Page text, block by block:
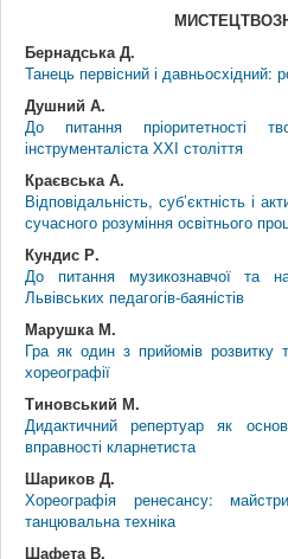
Бернадська Д.
Танець первісний і давньосхідний:
Душний А.
До питання пріоритетності
інструменталіста ХХІ століття
Краєвська А.
Відповідальність, суб’єктність і
сучасного розуміння освітнього
Кундис Р.
До питання музикознавчої та
Львівських педагогів-баяністів
Марушка М.
Гра як один з прийомів розвитку
хореографії
Тиновський М.
Дидактичний репертуар як
вправності кларнетиста
Шариков Д.
Хореографія ренесансу:
танцювальна техніка
Шафета В.